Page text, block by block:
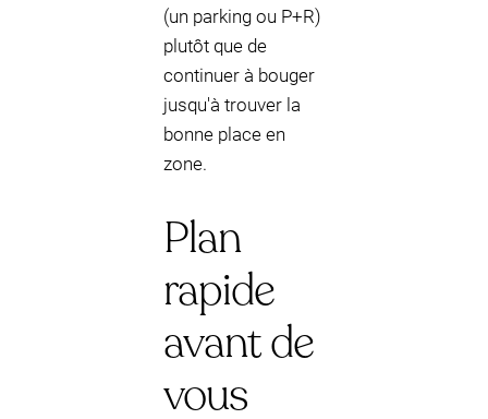
(un parking ou P+R)
plutôt que de
continuer à bouger
jusqu'à trouver la
bonne place en
zone.
Plan
rapide
avant de
vous